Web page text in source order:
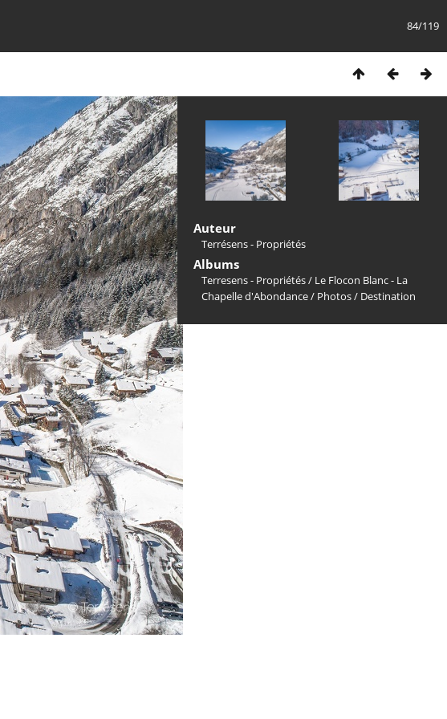
84/119
Auteur
Terrésens - Propriétés
Albums
Terresens - Propriétés/ Le Flocon Blanc - La
Chapelle d'Abondance/ Photos/ Destination